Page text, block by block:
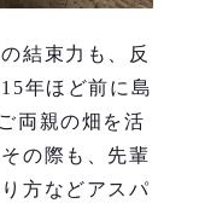
結束力も、反
年ほど前に島
両親の畑を活
の際も、先輩
方などアスパ